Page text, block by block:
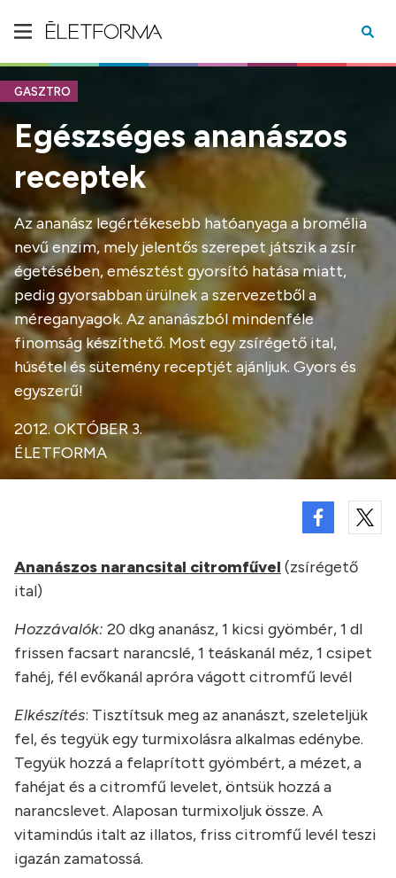
GASZTRO
Egészséges ananászos
receptek
Az ananász legértékesebb hatóanyaga a bromélia
nevű enzim, mely jelentős szerepet játszik a zsír
égetésében, emésztést gyorsító hatása miatt,
pedig gyorsabban ürülnek a szervezetből a
méreganyagok. Az ananászból mindenféle
finomság készíthető. Most egy zsírégető ital,
húsétel és sütemény receptjét ajánljuk. Gyors és
egyszerű!
2012. OKTÓBER 3.
ÉLETFORMA
Ananászos narancsital citromfűvel (zsírégető
ital)
Hozzávalók: 20 dkg ananász, 1 kicsi gyömbér, 1 dl
frissen facsart narancslé, 1 teáskanál méz, 1 csipet
fahéj, fél evőkanál apróra vágott citromfű levél
Elkészítés: Tisztítsuk meg az ananászt, szeleteljük
fel, és tegyük egy turmixolásra alkalmas edénybe.
Tegyük hozzá a felaprított gyömbért, a mézet, a
fahéjat és a citromfű levelet, öntsük hozzá a
narancslevet. Alaposan turmixoljuk össze. A
vitamindús italt az illatos, friss citromfű levél teszi
igazán zamatossá.